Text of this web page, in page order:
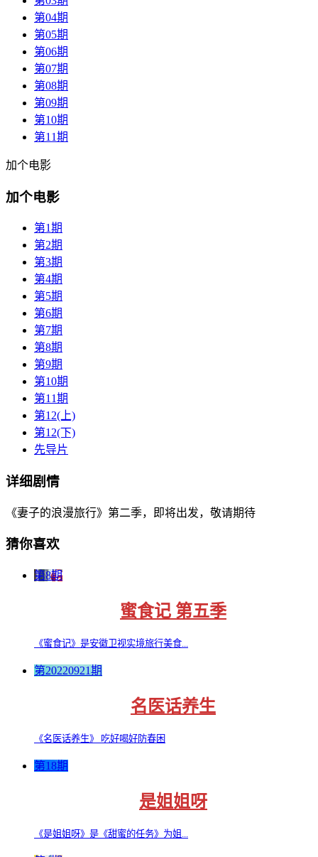
第04期
第05期
第06期
第07期
第08期
第09期
第10期
第11期
加个电影
加个电影
第1期
第2期
第3期
第4期
第5期
第6期
第7期
第8期
第9期
第10期
第11期
第12(上)
第12(下)
先导片
详细剧情
《妻子的浪漫旅行》第二季，即将出发，敬请期待
猜你喜欢
第8期
蜜食记 第五季
《蜜食记》是安徽卫视实境旅行美食...
第20220921期
名医话养生
《名医话养生》 吃好喝好防春困
第18期
是姐姐呀
《是姐姐呀》是《甜蜜的任务》为姐...